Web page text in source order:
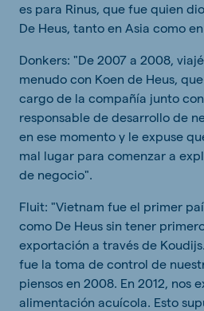
es para Rinus, que fue quien
De Heus, tanto en Asia como
Donkers: "De 2007 a 2008,
menudo con Koen de Heus,
cargo de la compañía junto con
responsable de desarrollo de
en ese momento y le expuse
mal lugar para comenzar a
de negocio".
Fluit: "Vietnam fue el primer
como De Heus sin tener
exportación a través de
fue la toma de control de
piensos en 2008. En 2012, nos
alimentación acuícola. Esto